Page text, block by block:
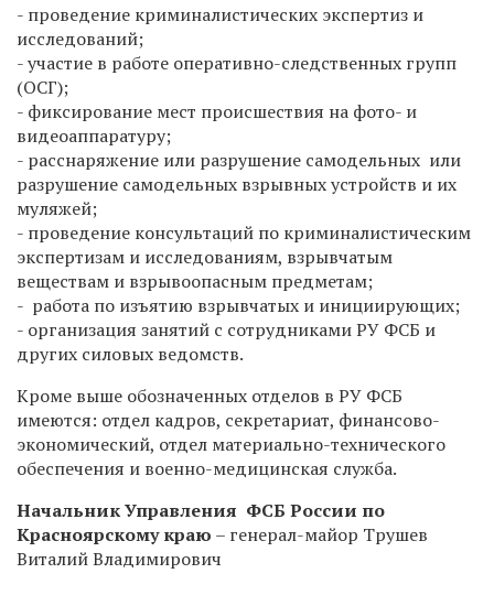
- проведение криминалистических экспертиз и
исследований;
- участие в работе оперативно-следственных групп
(ОСГ);
- фиксирование мест происшествия на фото- и
видеоаппаратуру;
- расснаряжение или разрушение самодельных или
разрушение самодельных взрывных устройств и их
муляжей;
- проведение консультаций по криминалистическим
экспертизам и исследованиям, взрывчатым
веществам и взрывоопасным предметам;
- работа по изъятию взрывчатых и инициирующих;
- организация занятий с сотрудниками РУ ФСБ и
других силовых ведомств.
Кроме выше обозначенных отделов в РУ ФСБ
имеются: отдел кадров, секретариат, финансово-
экономический, отдел материально-технического
обеспечения и военно-медицинская служба.
Начальник Управления ФСБ России по
Красноярскому краю – генерал-майор Трушев
Виталий Владимирович